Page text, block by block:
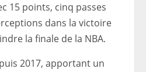
15 points, cinq passes
dans la victoire
la finale de la NBA.
2017, apportant un